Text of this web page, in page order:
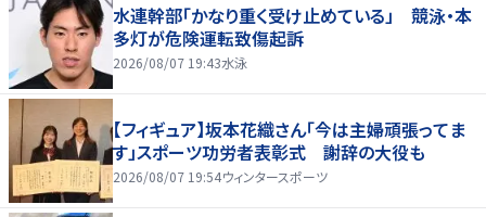
水連幹部「かなり重く受け止めている」 競泳・本
多灯が危険運転致傷起訴
2026/08/07 19:43水泳
【フィギュア】坂本花織さん「今は主婦頑張ってま
す」スポーツ功労者表彰式 謝辞の大役も
2026/08/07 19:54ウィンタースポーツ